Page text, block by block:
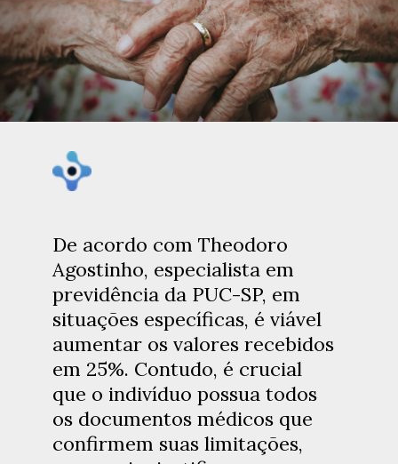
De acordo com Theodoro
Agostinho, especialista em
previdência da PUC-SP, em
situações específicas, é viável
aumentar os valores recebidos
em 25%. Contudo, é crucial
que o indivíduo possua todos
os documentos médicos que
confirmem suas limitações,